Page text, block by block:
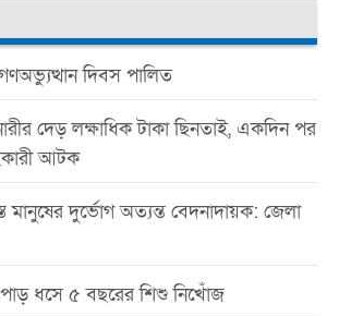
দিবস পালিত
দেড় লক্ষাধিক টাকা ছিনতাই, একদিন পর
আটক
মানুষের দুর্ভোগ অত্যন্ত বেদনাদায়ক: জেলা
ধসে ৫ বছরের শিশু নিখোঁজ